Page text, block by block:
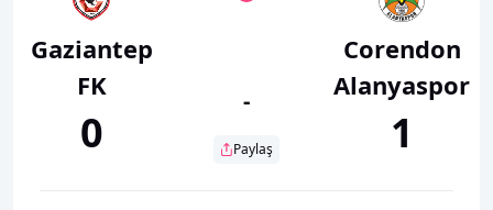
Gaziantep
FK
0
-
Paylaş
Corendon
Alanyaspor
1